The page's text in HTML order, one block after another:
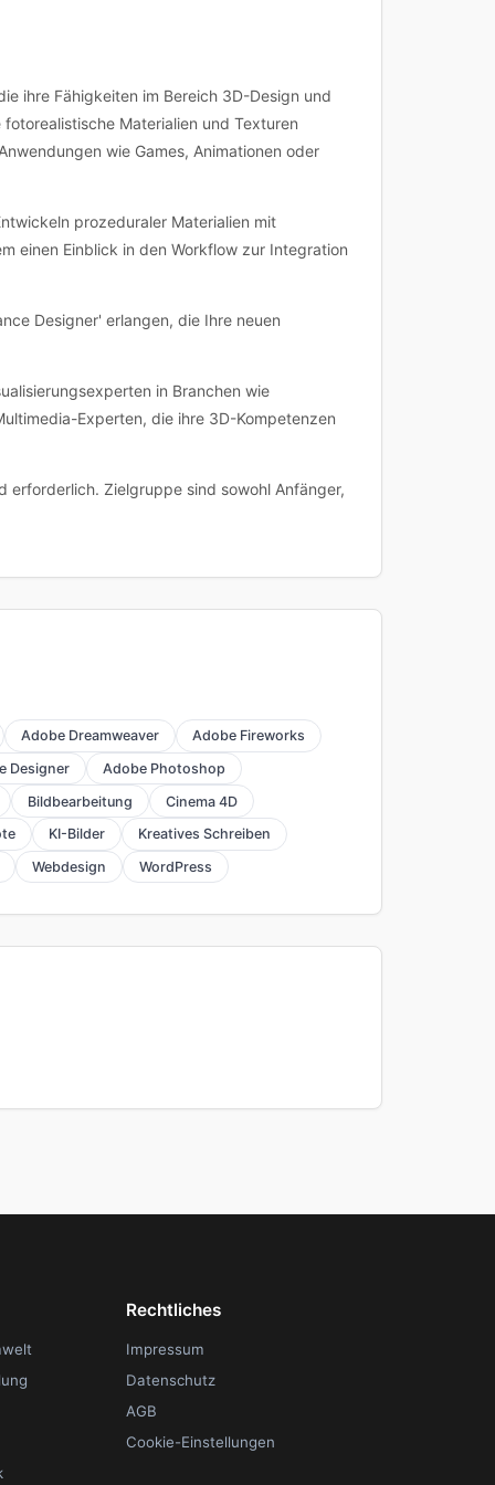
ihre Fähigkeiten im Bereich 3D-Design und
Materialien und Texturen
wie Games, Animationen oder
prozeduraler Materialien mit
einen Einblick in den Workflow zur Integration
Designer' erlangen, die Ihre neuen
in Branchen wie
Experten, die ihre 3D-Kompetenzen
Zielgruppe sind sowohl Anfänger,
Adobe Dreamweaver
Adobe Fireworks
Designer
Adobe Photoshop
Bildbearbeitung
Cinema 4D
KI-Bilder
Kreatives Schreiben
Webdesign WordPress
Rechtliches
Impressum
Datenschutz
AGB
Cookie-Einstellungen